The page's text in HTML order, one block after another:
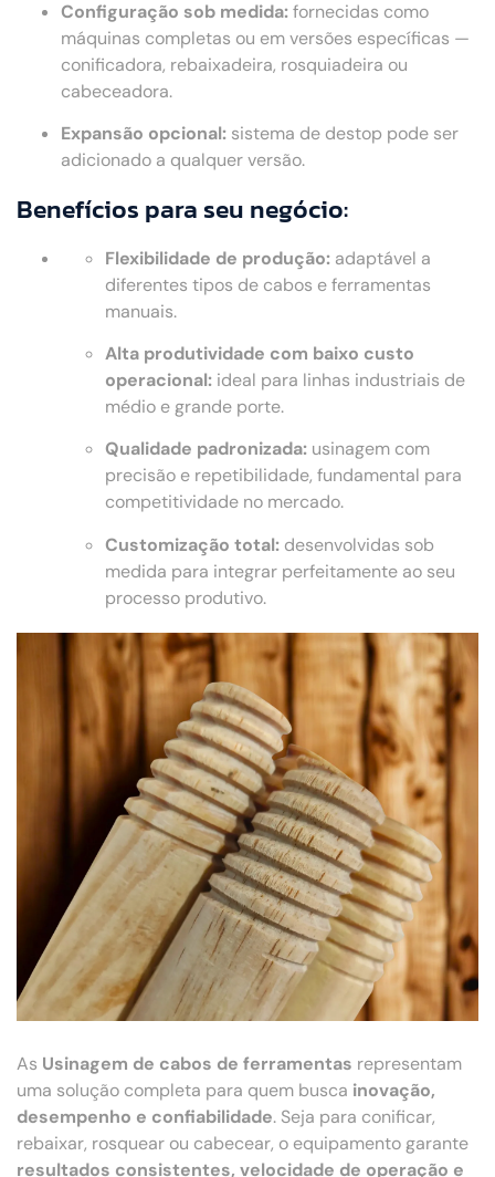
Configuração sob medida:fornecidas como
máquinas completas ou em versões específicas —
conificadora, rebaixadeira, rosquiadeira ou
cabeceadora.
Expansão opcional: sistema de destop pode ser
adicionado a qualquer versão.
Benefícios para seu negócio:
Flexibilidade de produção: adaptável a
diferentes tipos de cabos e ferramentas
manuais.
Alta produtividade com baixo custo
operacional: ideal para linhas industriais de
médio e grande porte.
Qualidade padronizada: usinagem com
precisão e repetibilidade, fundamental para
competitividade no mercado.
Customização total: desenvolvidas sob
medida para integrar perfeitamente ao seu
processo produtivo.
As Usinagem de cabos de ferramentas representam
uma solução completa para quem busca inovação,
desempenho e confiabilidade. Seja para conificar,
rebaixar, rosquear ou cabecear, o equipamento garante
resultados consistentes, velocidade de operação e